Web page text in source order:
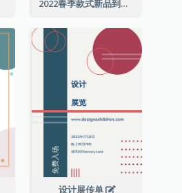
2022春季款式新品到店宣传单张
设计展传单